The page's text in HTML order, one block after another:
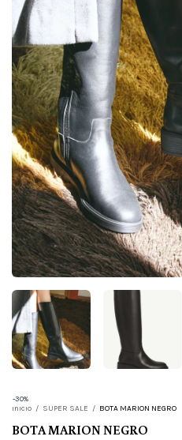
-30%
Inicio / SUPER SALE / BOTA MARION NEGRO
BOTA MARION NEGRO